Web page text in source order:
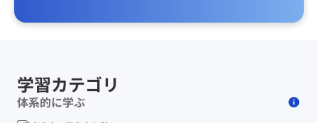
学習カテゴリ
体系的に学ぶ